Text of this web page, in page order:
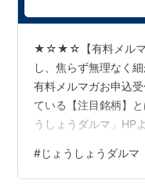
★☆★☆【有料メルマ
し、焦らず無理なく
有料メルマガお申込
ている【注目銘柄】
うしょうダルマ」HP
ho.ne.jp/joeshow/
００円～相場が続く
#じょうしょうダルマ